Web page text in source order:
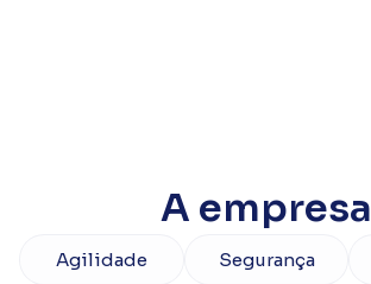
A empresa
Agilidade Segurança